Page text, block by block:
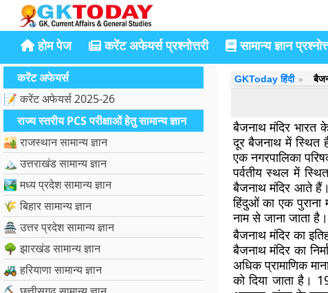
होम पेज करेंट अफेयर्स प्रश्नोत्तरी सामान्य ज्ञान
करेंट अफेयर्स
📝 करेंट अफेयर्स 2025-26
राज्य स्तरीय PCS परीक्षाओं हेतु सामान्य ज्ञान
🏜️ राजस्थान सामान्य ज्ञान
🏔️ उत्तराखंड सामान्य ज्ञान
🏞️ मध्य प्रदेश सामान्य ज्ञान
🌾 बिहार सामान्य ज्ञान
🏯 उत्तर प्रदेश सामान्य ज्ञान
🌳 झारखंड सामान्य ज्ञान
🚜 हरियाणा सामान्य ज्ञान
GKToday हिंदी
बैजनाथ मंदिर भारत
दूर बैजनाथ में स्थित
एक नगरपालिका
पर्वतीय स्थल में
बैजनाथ मंदिर आते हैं।
हिंदुओं का एक पुराना
नाम से जाना जाता है।
बैजनाथ मंदिर का
बैजनाथ मंदिर का
अधिक प्रामाणिक
को दिया जाता है।